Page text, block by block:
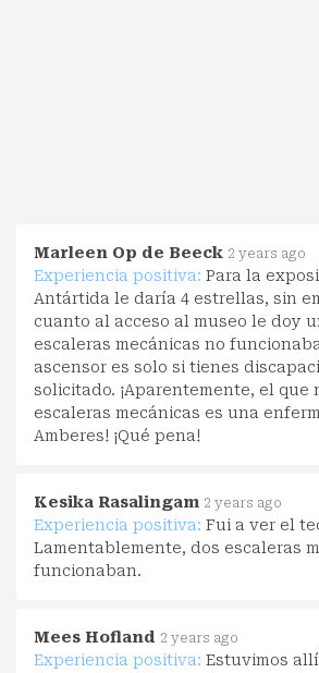
Marleen Op de Beeck 2 years ago
Experiencia positiva: Para la
Antártida le daría 4 estrellas, sin
cuanto al acceso al museo le doy
escaleras mecánicas no
ascensor es solo si tienes
solicitado. ¡Aparentemente, el que
escaleras mecánicas es una
Amberes! ¡Qué pena!
Kesika Rasalingam 2 years ago
Experiencia positiva: Fui a ver el
Lamentablemente, dos escaleras
funcionaban.
Mees Hofland 2 years ago
Experiencia positiva: Estuvimos